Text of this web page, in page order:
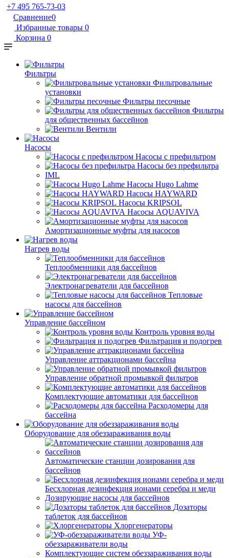
+7 495 765-73-03
Сравнение0
Избранные товары 0
Корзина 0
Фильтры
Фильтровальные
установки
Фильтры песочные
Фильтры
для общественных бассейнов
Вентили
Насосы
Насосы с префильтром
Насосы без префильтра
IML
Насосы Hugo Lahme
Насосы HAYWARD
Насосы KRIPSOL
Насосы AQUAVIVA
Амортизационные муфты для насосов
Нагрев воды
Теплообменники для бассейнов
Электронагреватели для бассейнов
Тепловые
насосы для бассейнов
Управление бассейном
Контроль уровня воды
Фильтрация и подогрев
Управление аттракционами бассейна
Управление обратной промывкой фильтров
Комплектующие автоматики для бассейнов
Расходомеры для
бассейна
Оборудование для обеззараживания воды
Автоматические станции дозирования для
бассейнов
Беcхлорная дезинфекция ионами серебра и меди
Дозирующие насосы для бассейнов
Дозаторы
таблеток для бассейнов
Хлоргенераторы
УФ-
обеззараживатели воды
Комплектующие систем обеззараживания воды